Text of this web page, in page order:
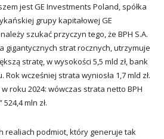
jest GE Investments Poland, spółka
grupy kapitałowej GE
szukać przyczyn tego, że BPH S.A.
gigantycznych strat rocznych, utrzymuje
stratę, w wysokości 5,5 mld zł, bank
Rok wcześniej strata wyniosła 1,7 mld zł.
roku 2024: wówczas strata netto BPH
mln zł.
realiach podmiot, który generuje tak